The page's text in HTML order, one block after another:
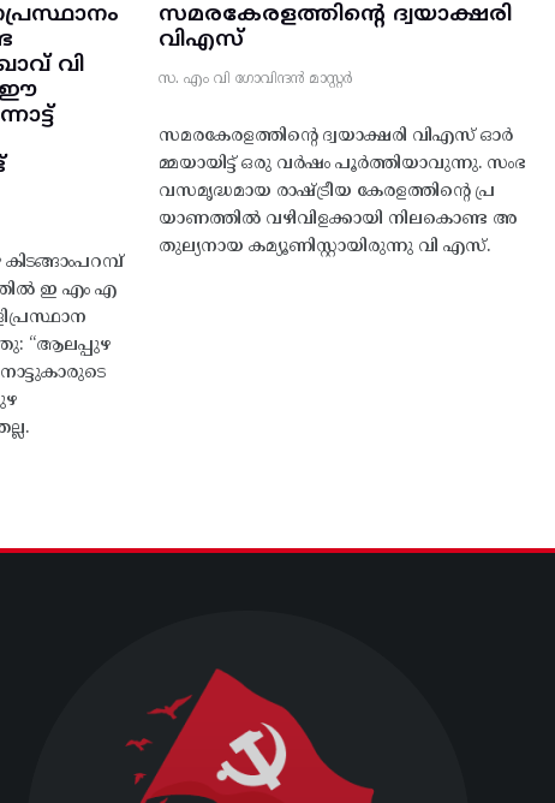
വി
ഈ
ഇ എം എ
“ആലപ്പുഴ
സമരകേരളത്തിൻ്റെ ദ്വയാക്ഷരി
വിഎസ്
സ. എം വി ഗോവിന്ദൻ മാസ്റ്റർ
സമരകേരളത്തിൻ്റെ ദ്വയാക്ഷരി വിഎസ് ഓർ
മ്മയായിട്ട് ഒരു വർഷം പൂർത്തിയാവുന്നു. സംഭ
വസമൃദ്ധമായ രാഷ്ട്രീയ കേരളത്തിന്റെ പ്ര
യാണത്തിൽ വഴിവിളക്കായി നിലകൊണ്ട അ
തുല്യനായ കമ്യൂണിസ്റ്റായിരുന്നു വി എസ്.